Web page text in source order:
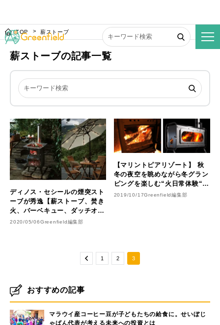
TOP 薪ストーブ
薪ストーブの記事一覧
ディノス・セシールの煙突スト
ーブが秀逸【薪ストーブ、焚き
火、バーベキュー、ダッチオー
ブン、かまどに使える煙突スト
2020/05/06Greenfield編集部
【マリントピアリゾート】 秋
冬の夜空を眺めながら冬グラン
ピングを楽しむ“火日常体験“が
出来る『薪ストーブ』７種を導
2019/10/17Greenfield編集部
1 2 3
おすすめの記事
マラウイ産コーヒー豆が子どもたちの給食に。せいぼじ
ゃぱん代表が考える未来への投資とは